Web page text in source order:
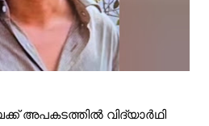
അപകടത്തില്‍ വിദ്യാര്‍ഥി